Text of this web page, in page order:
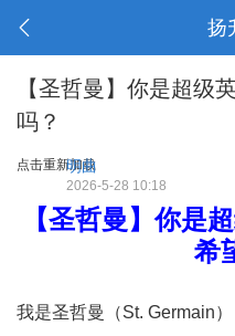
扬
【圣哲曼】你是超级
吗？
点击重新加载
明曲
2026-5-28 10:18
【圣哲曼】你是
希
我是圣哲曼（St. Germain